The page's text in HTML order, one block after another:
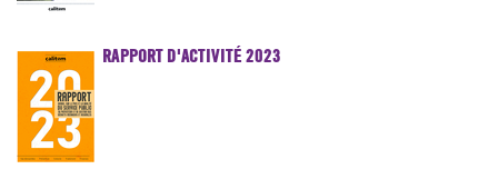
RAPPORT D'ACTIVITÉ 2023